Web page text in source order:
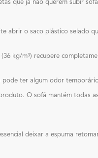
que já não querem subir
abrir o saco plástico selado
kg/m³) recupere
pode ter algum odor
O sofá mantém todas
deixar a espuma